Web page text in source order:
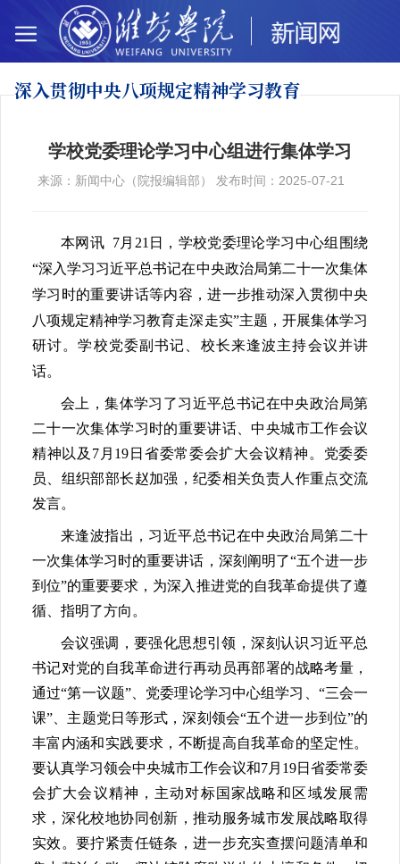
深入贯彻中央八项规定精神学习教育
学校党委理论学习中心组进行集体学习
来源：新闻中心（院报编辑部） 发布时间：2025-07-21
本网讯 7月21日，学校党委理论学习中心组围绕
“深入学习习近平总书记在中央政治局第二十一次集体
学习时的重要讲话等内容，进一步推动深入贯彻中央
八项规定精神学习教育走深走实”主题，开展集体学习
研讨。学校党委副书记、校长来逢波主持会议并讲
话。
会上，集体学习了习近平总书记在中央政治局第
二十一次集体学习时的重要讲话、中央城市工作会议
精神以及7月19日省委常委会扩大会议精神。党委委
员、组织部部长赵加强，纪委相关负责人作重点交流
发言。
来逢波指出，习近平总书记在中央政治局第二十
一次集体学习时的重要讲话，深刻阐明了“五个进一步
到位”的重要要求，为深入推进党的自我革命提供了遵
循、指明了方向。
会议强调，要强化思想引领，深刻认识习近平总
书记对党的自我革命进行再动员再部署的战略考量，
通过“第一议题”、党委理论学习中心组学习、“三会一
课”、主题党日等形式，深刻领会“五个进一步到位”的
丰富内涵和实践要求，不断提高自我革命的坚定性。
要认真学习领会中央城市工作会议和7月19日省委常委
会扩大会议精神，主动对标国家战略和区域发展需
求，深化校地协同创新，推动服务城市发展战略取得
实效。要拧紧责任链条，进一步充实查摆问题清单和